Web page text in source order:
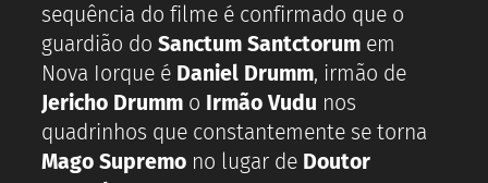
sequência do filme é confirmado que o
guardião do Sanctum Santctorumem
Nova Iorque é Daniel Drumm, irmão de
Jericho Drummo Irmão Vudu nos
quadrinhos que constantemente se torna
Mago Supremono lugar de Doutor